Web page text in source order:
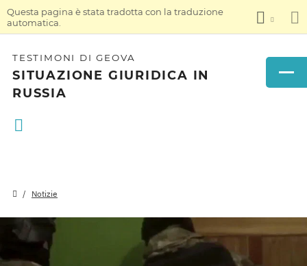
Questa pagina è stata tradotta con la traduzione
automatica.
TESTIMONI DI GEOVA
SITUAZIONE GIURIDICA IN
RUSSIA
Notizie